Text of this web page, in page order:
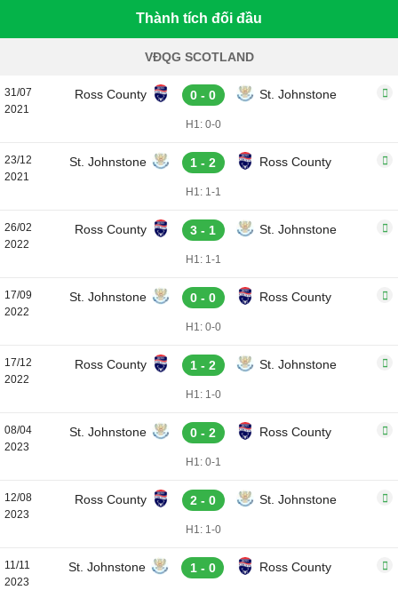
Thành tích đối đầu
VĐQG SCOTLAND
31/07
2021
Ross County 0 - 0 St. Johnstone
H1: 0-0
23/12
2021
St. Johnstone 1 - 2 Ross County
H1: 1-1
26/02
2022
Ross County 3 - 1 St. Johnstone
H1: 1-1
17/09
2022
St. Johnstone 0 - 0 Ross County
H1: 0-0
17/12
2022
Ross County 1 - 2 St. Johnstone
H1: 1-0
08/04
2023
St. Johnstone 0 - 2 Ross County
H1: 0-1
12/08
2023
Ross County 2 - 0 St. Johnstone
H1: 1-0
11/11
2023
St. Johnstone 1 - 0 Ross County